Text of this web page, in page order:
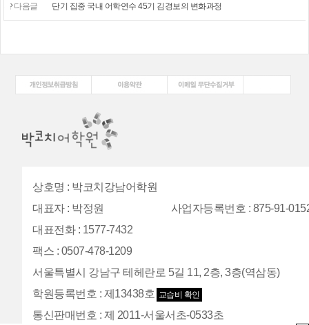
다음글 단기 집중 국내 어학연수 45기 김경보의 변화과정
상호명 : 박코치강남어학원
대표자: 박정원 사업자등록번호 : 875-91-
대표전화: 1577-7432
팩스 : 0507-478-1209
서울특별시 강남구 테헤란로 5길 11, 2층, 3층(역삼동)
학원등록번호 : 제13438호 교습비 확인
통신판매번호 : 제 2011-서울서초-0533초